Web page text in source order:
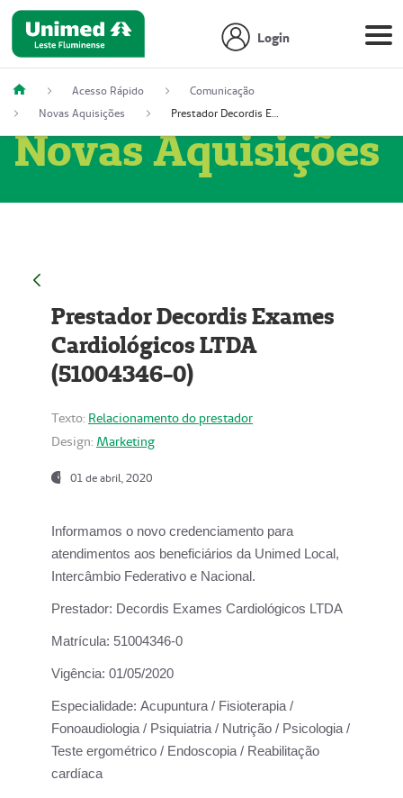
Login
Acesso Rápido
Comunicação
Novas Aquisições
Prestador Decordis Exames Cardiológicos LTDA (51004346-0)
Novas Aquisições
Prestador Decordis Exames
Cardiológicos LTDA
(51004346-0)
Texto: Relacionamento do prestador
Design: Marketing
01 de abril, 2020
Informamos o novo credenciamento para
atendimentos aos beneficiários da Unimed Local,
Intercâmbio Federativo e Nacional.
Prestador: Decordis Exames Cardiológicos LTDA
Matrícula: 51004346-0
Vigência: 01/05/2020
Especialidade: Acupuntura / Fisioterapia /
Fonoaudiologia / Psiquiatria / Nutrição / Psicologia /
Teste ergométrico / Endoscopia / Reabilitação
cardíaca